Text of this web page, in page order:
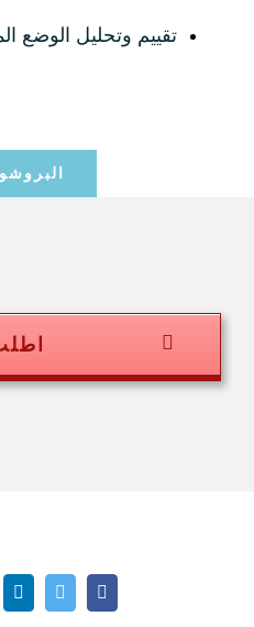
تقييم وتحليل الوضع
Facebook
Twitter